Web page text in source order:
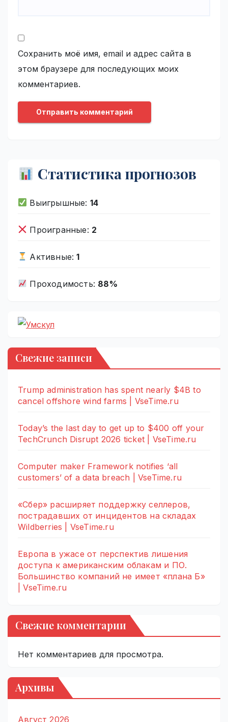
Сохранить моё имя, email и адрес сайта в
этом браузере для последующих моих
комментариев.
Статистика прогнозов
Выигрышные: 14
Проигранные: 2
Активные:1
Проходимость: 88%
Свежие записи
Trump administration has spent nearly $4B to
cancel offshore wind farms | VseTime.ru
Today’s the last day to get up to $400 off your
TechCrunch Disrupt 2026 ticket | VseTime.ru
Computer maker Framework notifies ‘all
customers’ of a data breach | VseTime.ru
«Сбер» расширяет поддержку селлеров,
пострадавших от инцидентов на складах
Wildberries | VseTime.ru
Европа в ужасе от перспектив лишения
доступа к американским облакам и ПО.
Большинство компаний не имеет «плана Б»
| VseTime.ru
Свежие комментарии
Нет комментариев для просмотра.
Архивы
Август 2026